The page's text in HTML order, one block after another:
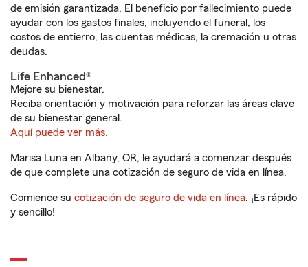
de emisión garantizada. El beneficio por fallecimiento puede
ayudar con los gastos finales, incluyendo el funeral, los
costos de entierro, las cuentas médicas, la cremación u otras
deudas.
Life Enhanced®
Mejore su bienestar.
Reciba orientación y motivación para reforzar las áreas clave
de su bienestar general.
Aquí puede ver más.
Marisa Luna en Albany, OR, le ayudará a comenzar después
de que complete una cotización de seguro de vida en línea.
Comience su cotización de seguro de vida en línea. ¡Es rápido
y sencillo!